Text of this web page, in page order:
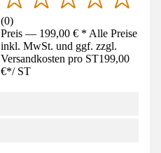
(0)
Preis — 199,00 € * Alle Preise
inkl. MwSt. und ggf. zzgl.
Versandkosten pro ST199,00
€*/ ST